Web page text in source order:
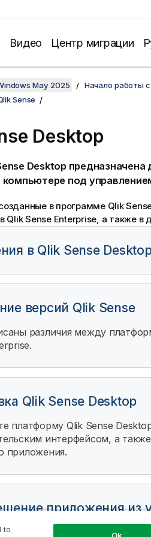
Видео Центр миграции
May 2025
Начало работы
Sense
Desktop
Desktopпредназначена
под
в программе Qlik
Qlik Sense Enterprise, а также в
в Qlik Sense
версий Qlik Sense
различия между
.
Qlik Sense Desktop
платформу Qlik Sense
интерфейсом, а
приложения.
приложения из
to